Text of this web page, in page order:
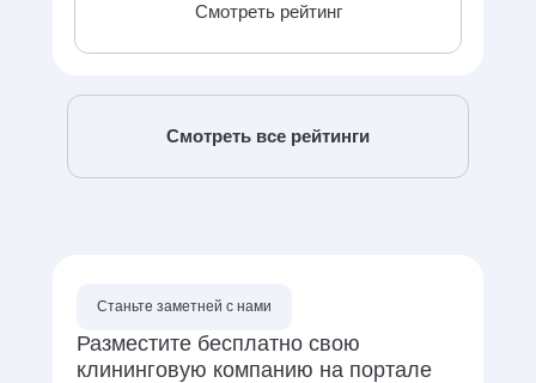
Смотреть рейтинг
Смотреть все рейтинги
Разместите бесплатно свою
клининговую компанию на портале
Станьте заметней с нами